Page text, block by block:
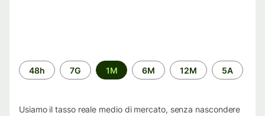
Periodo
di
48h 7G 1M 6M 12M 5A
Usiamo il tasso reale medio di mercato, senza nascondere